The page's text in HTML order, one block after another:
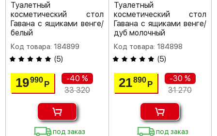
Туалетный
косметический стол
Гавана с ящиками венге/
белый
Код товара: 184899
(5)
19990Р
-40 %
33 320
под заказ
Туалетный
косметический стол
Гавана с ящиками венге/
дуб молочный
Код товара: 184898
(5)
21890 Р
-30 %
31 270
под заказ